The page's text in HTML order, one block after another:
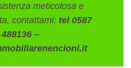
meticolosa e
contattami:tel 0587
488136 –